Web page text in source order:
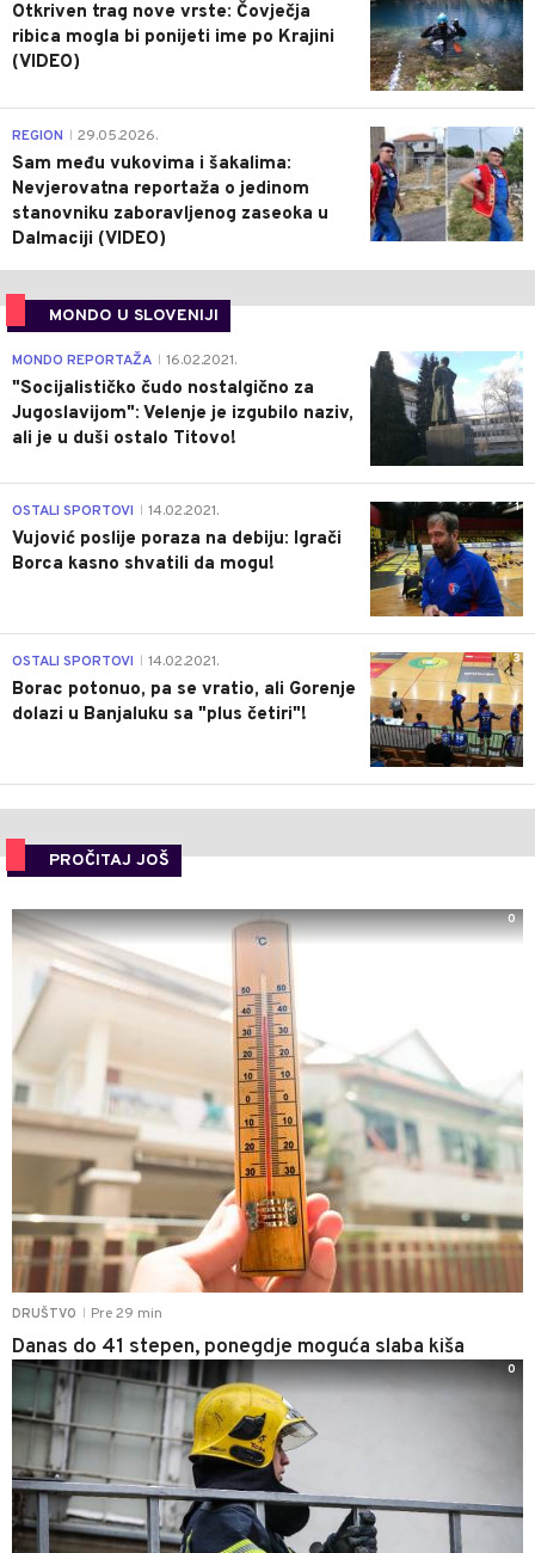
Otkriven trag nove vrste: Čovječja
ribica mogla bi ponijeti ime po Krajini
(VIDEO)
0
REGION 29.05.2026.
Sam među vukovima i šakalima:
Nevjerovatna reportaža o jedinom
stanovniku zaboravljenog zaseoka u
Dalmaciji (VIDEO)
MONDO U SLOVENIJI
4
MONDO REPORTAŽA 16.02.2021.
"Socijalističko čudo nostalgično za
Jugoslavijom": Velenje je izgubilo naziv,
ali je u duši ostalo Titovo!
1
OSTALI SPORTOVI 14.02.2021.
Vujović poslije poraza na debiju: Igrači
Borca kasno shvatili da mogu!
3
OSTALI SPORTOVI 14.02.2021.
Borac potonuo, pa se vratio, ali Gorenje
dolazi u Banjaluku sa "plus četiri"!
PROČITAJ JOŠ
DRUŠTVO Pre 29 min
Danas do 41 stepen, ponegdje moguća slaba kiša
0
0